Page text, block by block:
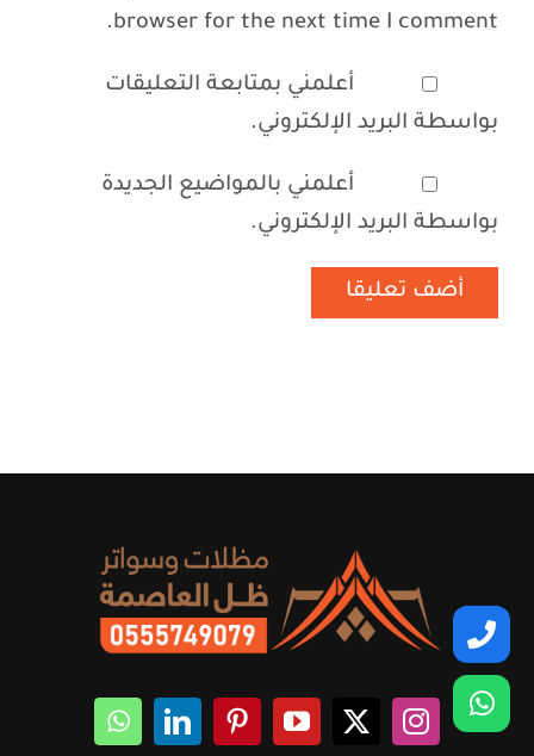
browser for the next time I comment.
أعلمني بمتابعة التعليقات
بواسطة البريد الإلكتروني.
أعلمني بالمواضيع الجديدة
بواسطة البريد الإلكتروني.